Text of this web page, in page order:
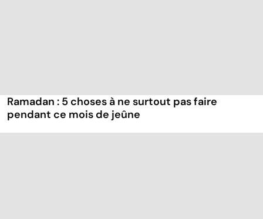
Ramadan : 5 choses à ne surtout pas faire
pendant ce mois de jeûne